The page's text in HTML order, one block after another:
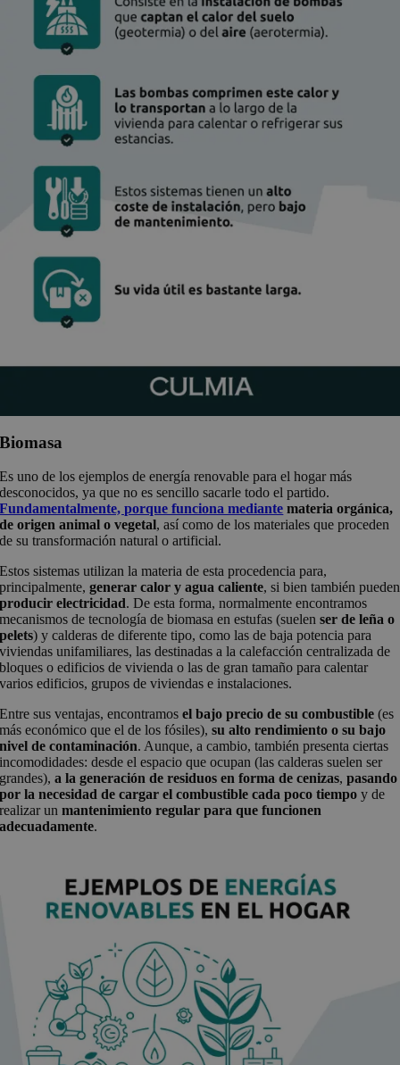
Biomasa
Es uno de los ejemplos de energía renovable para el hogar más
desconocidos, ya que no es sencillo sacarle todo el partido.
Fundamentalmente, porque funciona mediante materia orgánica,
de origen animal o vegetal, así como de los materiales que proceden
de su transformación natural o artificial.
Estos sistemas utilizan la materia de esta procedencia para,
principalmente,generar calor y agua caliente, si bien también pueden
producir electricidad. De esta forma, normalmente encontramos
mecanismos de tecnología de biomasa en estufas (suelenser de leña o
pelets) y calderas de diferente tipo, como las de baja potencia para
viviendas unifamiliares, las destinadas a la calefacción centralizada de
bloques o edificios de vivienda o las de gran tamaño para calentar
varios edificios, grupos de viviendas e instalaciones.
Entre sus ventajas, encontramosel bajo precio de su combustible (es
más económico que el de los fósiles),su alto rendimiento o su bajo
nivel de contaminación. Aunque, a cambio, también presenta ciertas
incomodidades: desde el espacio que ocupan (las calderas suelen ser
grandes),a la generación de residuos en forma de cenizas,pasando
por la necesidad de cargar el combustible cada poco tiempo y de
realizar unmantenimiento regular para que funcionen
adecuadamente.